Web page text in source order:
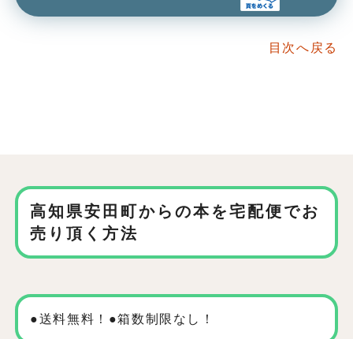
目次へ戻る
高知県安田町からの本を宅配便でお
売り頂く方法
●送料無料！●箱数制限なし！